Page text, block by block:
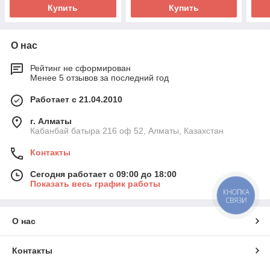
Купить Купить
О нас
Рейтинг не сформирован
Менее 5 отзывов за последний год
Работает с 21.04.2010
г. Алматы
Кабанбай батыра 216 оф 52, Алматы, Казахстан
Контакты
Сегодня работает с 09:00 до 18:00
Показать весь график работы
О нас
Контакты
КНОПКА
СВЯЗИ